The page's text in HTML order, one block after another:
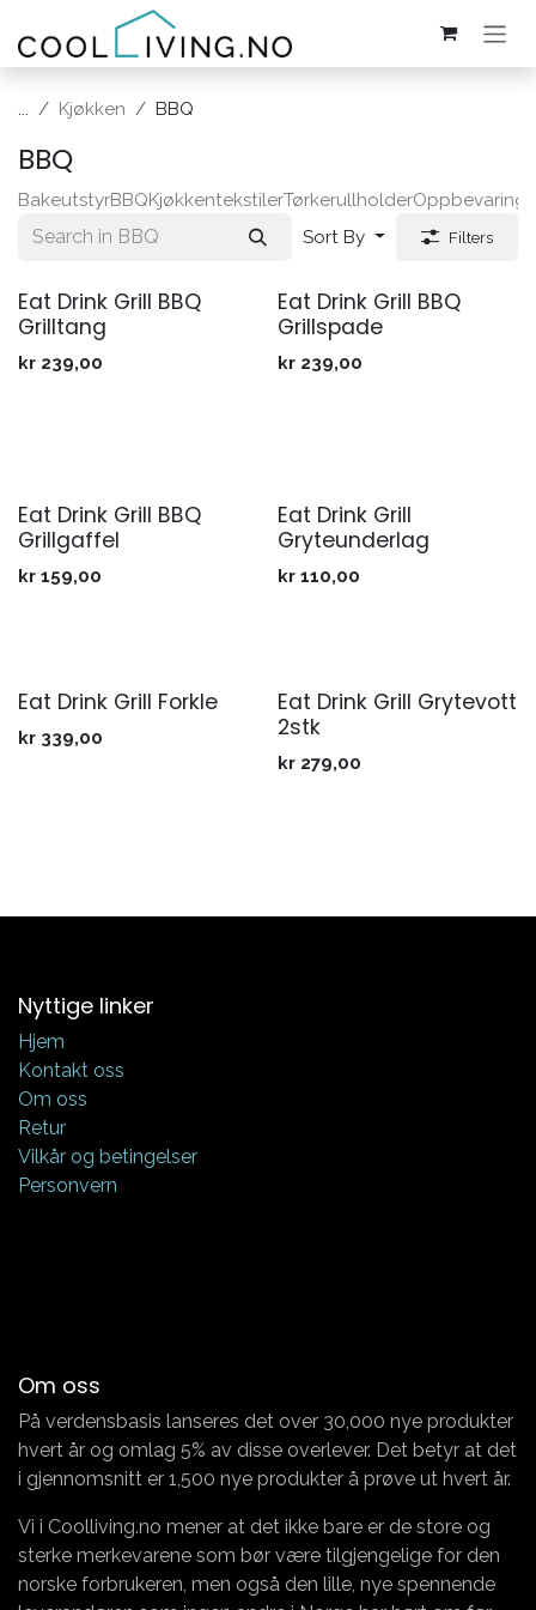
Skip to Content
... Kjøkken BBQ
BBQ
BakeutstyrBBQKjøkkentekstilerTørkerullholderOppbevaring
Sort By
Filters
Eat Drink Grill BBQ
Grilltang
kr 239,00
Eat Drink Grill BBQ
Grillspade
kr 239,00
Eat Drink Grill BBQ
Grillgaffel
kr 159,00
Eat Drink Grill
Gryteunderlag
kr 110,00
Eat Drink Grill Forkle
kr 339,00
Eat Drink Grill Grytevott
2stk
kr 279,00
Nyttige linker
Hjem
Kontakt oss
Om oss
Retur
Vilkår og betingelser
Personvern
Om oss
På verdensbasis lanseres det over 30,000 nye produkter
hvert år og omlag 5% av disse overlever. Det betyr at det
i gjennomsnitt er 1,500 nye produkter å prøve ut hvert år.
Vi i Coolliving.no mener at det ikke bare er de store og
sterke merkevarene som bør være tilgjengelige for den
norske forbrukeren, men også den lille, nye spennende